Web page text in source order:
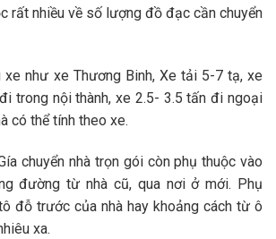
rất nhiều về số lượng đồ đạc cần chuyển
như xe Thương Binh, Xe tải 5-7 tạ, xe
trong nội thành, xe 2.5- 3.5 tấn đi ngoại
có thể tính theo xe.
chuyển nhà trọn gói còn phụ thuộc vào
đường từ nhà cũ, qua nơi ở mới. Phụ
đỗ trước của nhà hay khoảng cách từ ô
xa.